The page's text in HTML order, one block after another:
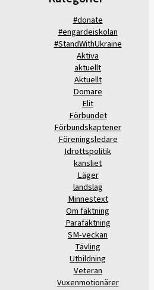
#donate
#engardeiskolan
#StandWithUkraine
Aktiva
aktuellt
Aktuellt
Domare
Elit
Förbundet
Förbundskaptener
Föreningsledare
Idrottspolitik
kansliet
Läger
landslag
Minnestext
Om fäktning
Parafäktning
SM-veckan
Tävling
Utbildning
Veteran
Vuxenmotionärer